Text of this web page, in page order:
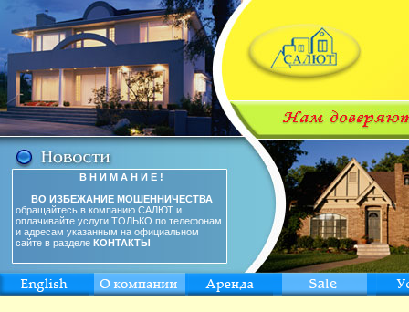
В Н И М А Н И Е !
ВО ИЗБЕЖАНИЕ МОШЕННИЧЕСТВА
обращайтесь в компанию САЛЮТ и
оплачивайте услуги ТОЛЬКО по телефонам
и адресам указанным на официальном
сайте в разделе КОНТАКТЫ